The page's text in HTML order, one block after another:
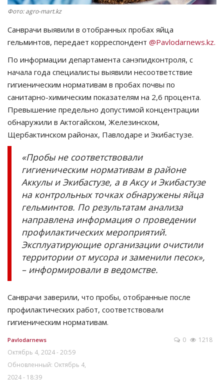
РАЗВЛЕЧЕНИЯ
OFFICIAL
Курултай
Язык
Қазақша Русский
Фото: agro-mart.kz
Санврачи выявили в отобранных пробах яйца
гельминтов, передает корреспондент @Pavlodarnews.kz.
По информации департамента санэпидконтроля, с
начала года специалисты выявили несоответствие
гигиеническим нормативам в пробах почвы по
санитарно-химическим показателям на 2,6 процента.
Превышение предельно допустимой концентрации
обнаружили в Актогайском, Железинском,
Щербактинском районах, Павлодаре и Экибастузе.
«Пробы не соответствовали
гигиеническим нормативам в районе
Аккулы и Экибастузе, а в Аксу и Экибастузе
на контрольных точках обнаружены яйца
гельминтов. По результатам анализа
направлена информация о проведении
профилактических мероприятий.
Эксплуатирующие организации очистили
территории от мусора и заменили песок»,
– информировали в ведомстве.
Санврачи заверили, что пробы, отобранные после
профилактических работ, соответствовали
гигиеническим нормативам.
Pavlodarnews
Октябрь 4, 2024 - 20:59
Обновленный: Октябрь 4,
2024 - 18:39
0 1218